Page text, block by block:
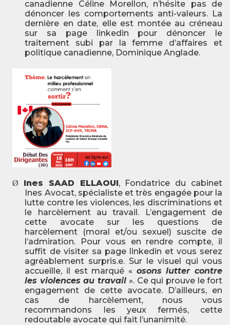
canadienne Céline Morellon, n’hésite pas de
dénoncer les comportements anti-valeurs. La
dernière en date, elle est montée au créneau
sur sa page linkedin pour dénoncer le
traitement subi par la femme d’affaires et
politique canadienne, Dominique Anglade.
Ø Ines SAAD ELLAOUI, Fondatrice du cabinet
Ines Avocat, spécialiste et très engagée pour la
lutte contre les violences, les discriminations et
le harcèlement au travail. L’engagement de
cette avocate sur les questions de
harcèlement (moral et/ou sexuel) suscite de
l’admiration. Pour vous en rendre compte, il
suffit de visiter sa page linkedin et vous serez
agréablement surpris.e. Sur le visuel qui vous
accueille, il est marqué « osons lutter contre
les violences au travail». Ce qui prouve le fort
engagement de cette avocate. D’ailleurs, en
cas de harcèlement, nous vous
recommandons les yeux fermés, cette
redoutable avocate qui fait l’unanimité.